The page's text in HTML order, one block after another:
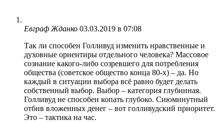
Евграф Жданко 03.03.2019 в 07:08
Так ли способен Голливуд изменить нравственные и
духовные ориентиры отдельного человека? Массовое
сознание какого-либо созревшего для потребления
общества (советское общество конца 80-х) – да. Но
каждый в ситуации выбора всё равно будет делать
собственный выбор. Выбор – категория глубинная.
Голливуд не способен копать глубоко. Сиюминутный
отбив вложенных денег – вот голливудский приоритет.
Это – тактика на час.